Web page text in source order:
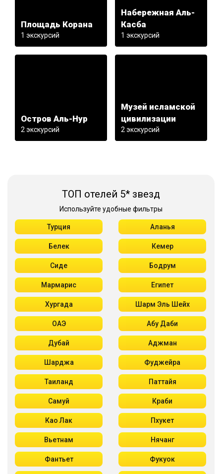
Площадь Корана
1 экскурсий
Набережная Аль-
Касба
1 экскурсий
Остров Аль-Нур
2 экскурсий
Музей исламской
цивилизации
2 экскурсий
ТОП отелей 5* звезд
Используйте удобные фильтры
Турция Аланья
Белек Кемер
Сиде Бодрум
Мармарис Египет
Хургада Шарм Эль Шейх
ОАЭ Абу Даби
Дубай Аджман
Шарджа Фуджейра
Таиланд Паттайя
Самуй Краби
Као Лак Пхукет
Вьетнам Нячанг
Фантьет Фукуок